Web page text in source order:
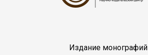
Издание монографий